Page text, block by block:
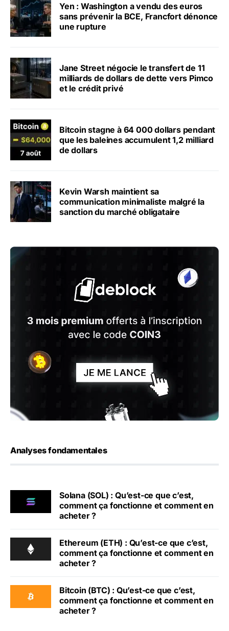
Yen : Washington a vendu des euros
sans prévenir la BCE, Francfort dénonce
une rupture
Jane Street négocie le transfert de 11
milliards de dollars de dette vers Pimco
et le crédit privé
Bitcoin stagne à 64 000 dollars pendant
que les baleines accumulent 1,2 milliard
de dollars
Kevin Warsh maintient sa
communication minimaliste malgré la
sanction du marché obligataire
Analyses fondamentales
Solana (SOL) : Qu’est-ce que c’est,
comment ça fonctionne et comment en
acheter ?
Ethereum (ETH) : Qu’est-ce que c’est,
comment ça fonctionne et comment en
acheter ?
Bitcoin (BTC) : Qu’est-ce que c’est,
comment ça fonctionne et comment en
acheter ?